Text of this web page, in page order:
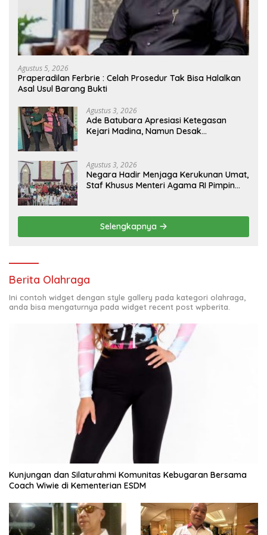
Agustus 5, 2026
Praperadilan Ferbrie : Celah Prosedur Tak Bisa Halalkan
Asal Usul Barang Bukti
Agustus 3, 2026
Ade Batubara Apresiasi Ketegasan
Kejari Madina, Namun Desak
Terlibat Kasus Smart Village
Agustus 3, 2026
Negara Hadir Menjaga Kerukunan Umat,
Staf Khusus Menteri Agama RI Pimpin
Selengkapnya
Berita Olahraga
Ini contoh widget dengan style gallery pada kategori olahraga,
anda bisa mengaturnya pada widget recent post wpberita.
Kunjungan dan Silaturahmi Komunitas Kebugaran Bersama
Coach Wiwie di Kementerian ESDM